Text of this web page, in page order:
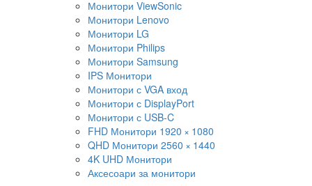
Монитори ViewSonic
Монитори Lenovo
Монитори LG
Монитори Philips
Монитори Samsung
IPS Монитори
Монитори с VGA вход
Монитори с DisplayPort
Монитори с USB-C
FHD Монитори 1920 × 1080
QHD Монитори 2560 × 1440
4K UHD Монитори
Аксесоари за монитори